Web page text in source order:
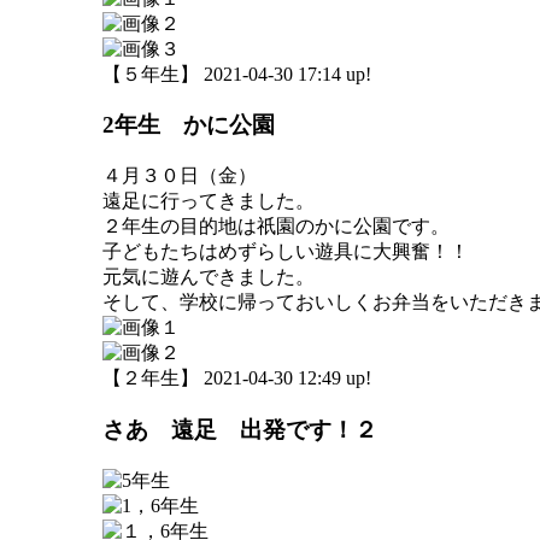
【５年生】 2021-04-30 17:14 up!
2年生 かに公園
４月３０日（金）
遠足に行ってきました。
２年生の目的地は祇園のかに公園です。
子どもたちはめずらしい遊具に大興奮！！
元気に遊んできました。
そして、学校に帰っておいしくお弁当をいただき
【２年生】 2021-04-30 12:49 up!
さあ 遠足 出発です！２